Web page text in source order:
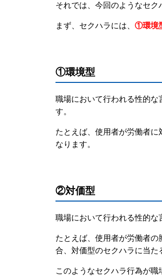
それでは、今回のようなセク
まず、セクハラには、 ①環境
①環境型
職場において行われる性的な
す。
たとえば、使用者が労働者
なります。
②対価型
職場において行われる性的な
たとえば、使用者が労働者
合、対価型のセクハラに当た
このようなセクハラ行為が職